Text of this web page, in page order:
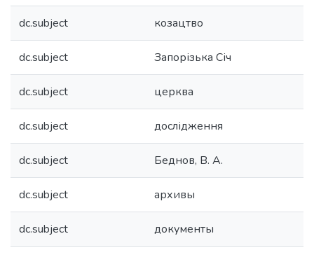
dc.subject козацтво
dc.subject Запорізька Січ
dc.subject церква
dc.subject дослідження
dc.subject Беднов, В. А.
dc.subject архивы
dc.subject документы